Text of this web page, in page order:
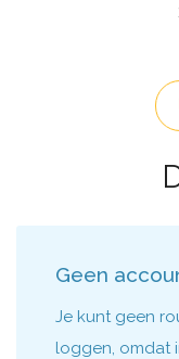
Geen
Je kunt geen
loggen, omdat